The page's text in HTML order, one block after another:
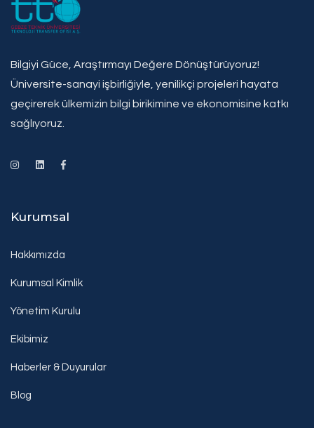
Bilgiyi Güce, Araştırmayı Değere Dönüştürüyoruz!
Üniversite-sanayi işbirliğiyle, yenilikçi projeleri hayata
geçirerek ülkemizin bilgi birikimine ve ekonomisine katkı
sağlıyoruz.
Kurumsal
Hakkımızda
Kurumsal Kimlik
Yönetim Kurulu
Ekibimiz
Haberler & Duyurular
Blog